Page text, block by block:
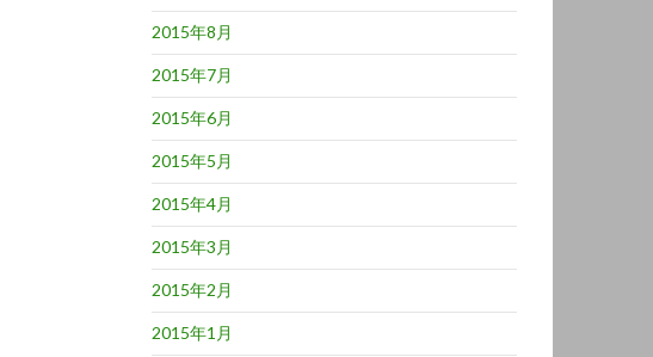
2015年8月
2015年7月
2015年6月
2015年5月
2015年4月
2015年3月
2015年2月
2015年1月